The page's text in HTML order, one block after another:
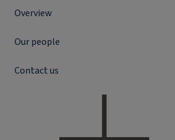
Overview
Our people
Contact us